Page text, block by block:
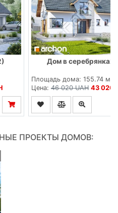
Дом в серебрянках
Площадь дома: 155.74 м
Цена:46 020 UAH 43 020
ПРОЕКТЫ ДОМОВ: